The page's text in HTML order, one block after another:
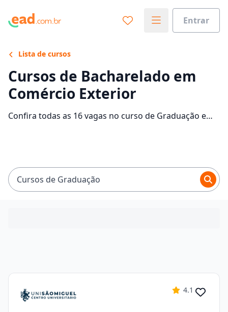
Entrar
Lista de cursos
Cursos de Bacharelado em
Comércio Exterior
Confira todas as 16 vagas no curso de Graduação em
95% nas mensalidades.
Cursos de Graduação
4.1